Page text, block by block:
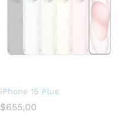
iPhone 15 Plus
$655,00